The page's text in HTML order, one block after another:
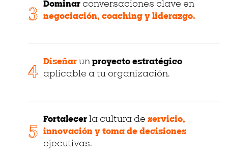
3 Dominar conversaciones clave en
negociación, coaching y liderazgo.
4 Diseñar un proyecto estratégico
aplicable a tu organización.
5 Fortalecer la cultura de servicio,
innovación y toma de decisiones
ejecutivas.